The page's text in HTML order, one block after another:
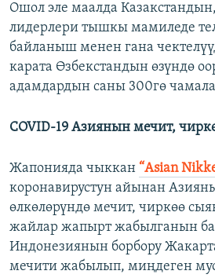
Ошол эле маалда
лидерлери тышкы мамиледе
байланыш менен гана
карата Өзбекстандын өзүндө
адамдардын саны 300гө
COVID-19 Азиянын мечит,
Жапонияда чыккан “Asian
коронавирустун айынан
өлкөлөрүндө мечит, чиркөө
жайлар жапырт жабылганын
Индонезиянын борбору
мечити жабылып, миңдеген